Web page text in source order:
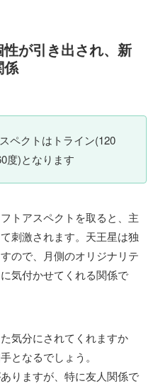
が引き出され、新
係
ペクトはトライン(120
度)となります
トアスペクトを取ると、主
刺激されます。天王星は独
ので、月側のオリジナリテ
気付かせてくれる関係で
気分にされてくれますか
となるでしょう。
りますが、特に友人関係で